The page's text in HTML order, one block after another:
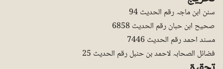
سنن ابن ماجہ رقم الحدیث 94
صحیح ابن حبان رقم الحدیث 6858
مسند احمد رقم الحدیث 7446
فضائل الصحابہ لاحمد بن حنبل رقم الحدیث 25